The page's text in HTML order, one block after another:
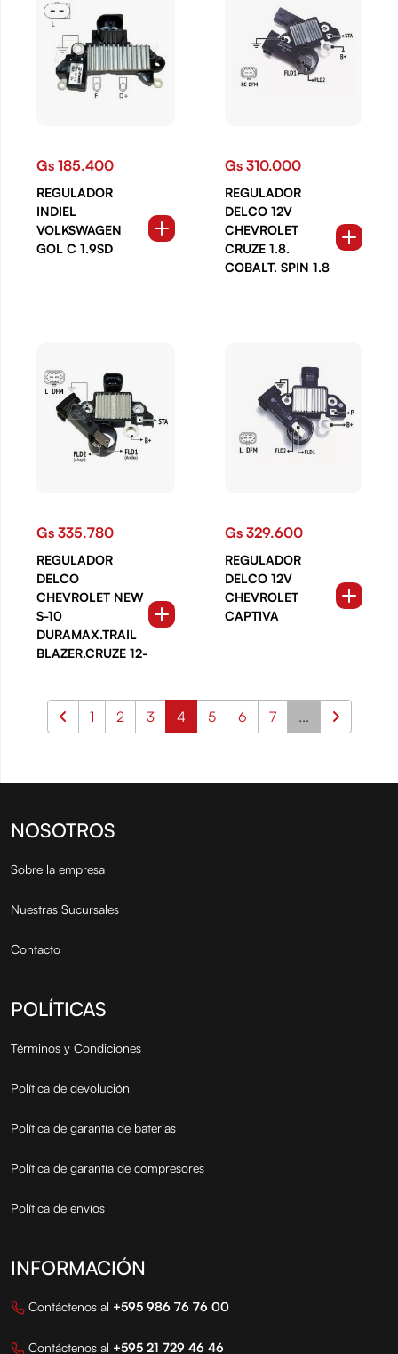
Gs 185.400
REGULADOR
INDIEL
VOLKSWAGEN
GOL C 1.9SD
Gs 310.000
REGULADOR
DELCO 12V
CHEVROLET
CRUZE 1.8.
COBALT. SPIN 1.8
Gs 335.780
REGULADOR
DELCO
CHEVROLET NEW
S-10
DURAMAX.TRAIL
BLAZER.CRUZE 12-
Gs 329.600
REGULADOR
DELCO 12V
CHEVROLET
CAPTIVA
1 2 3 4 5 6 7 ...
NOSOTROS
Sobre la empresa
Nuestras Sucursales
Contacto
POLÍTICAS
Términos y Condiciones
Política de devolución
Política de garantía de baterias
Política de garantía de compresores
Política de envíos
INFORMACIÓN
Contáctenos al +595 986 76 76 00
Contáctenos al +595 21 729 46 46